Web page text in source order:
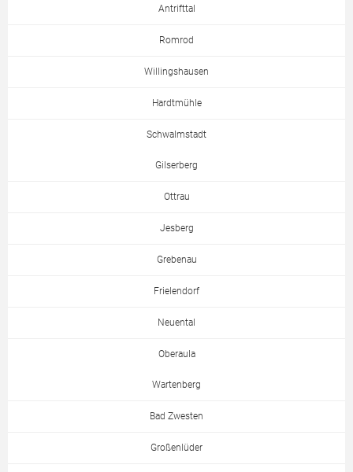
Antrifttal
Romrod
Willingshausen
Hardtmühle
Schwalmstadt
Gilserberg
Ottrau
Jesberg
Grebenau
Frielendorf
Neuental
Oberaula
Wartenberg
Bad Zwesten
Großenlüder